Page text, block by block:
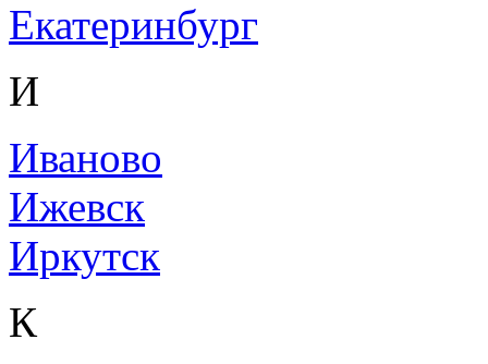
Екатеринбург
И
Иваново
Ижевск
Иркутск
К